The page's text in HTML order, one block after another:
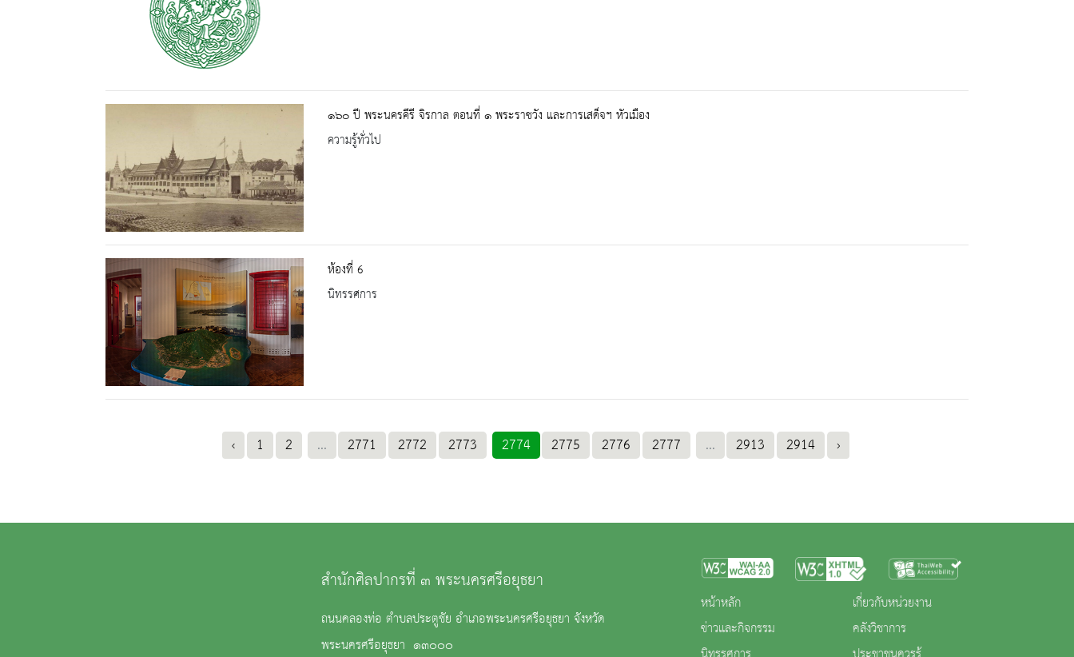
๑๖๐ ปี พระนครคีรี จิรกาล ตอนที่ ๑ พระราชวัง และการเสด็จฯ หัวเมือง
ความรู้ทั่วไป
ห้องที่ 6
นิทรรศการ
‹ 1 2 ... 2771 2772 2773 2774 2775 2776 2777 ... 2913 2914 ›
สำนักศิลปากรที่ ๓ พระนครศรีอยุธยา
ถนนคลองท่อ ตำบลประตูชัย อำเภอพระนครศรีอยุธยา จังหวัด
พระนครศรีอยุธยา ๑๓๐๐๐
หน้าหลัก
ข่าวและกิจกรรม
เกี่ยวกับหน่วยงาน
คลังวิชาการ